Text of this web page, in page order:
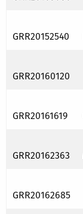
GRR20152540
GRR20160120
GRR20161619
GRR20162363
GRR20162685